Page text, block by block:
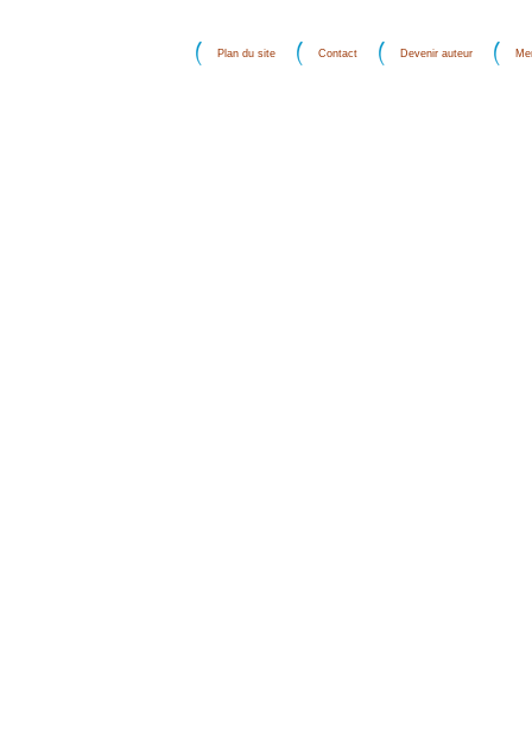
Plan du site Contact Devenir auteur